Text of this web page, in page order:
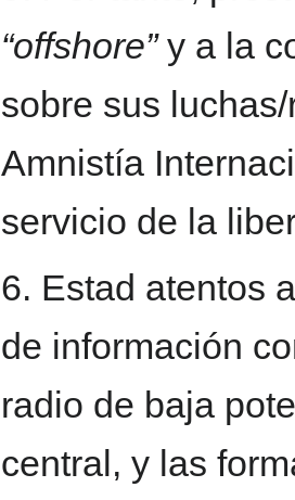
“offshore”y a la
sobre sus
Amnistía
servicio de la
6. Estad atentos
de información
radio de baja
central, y las